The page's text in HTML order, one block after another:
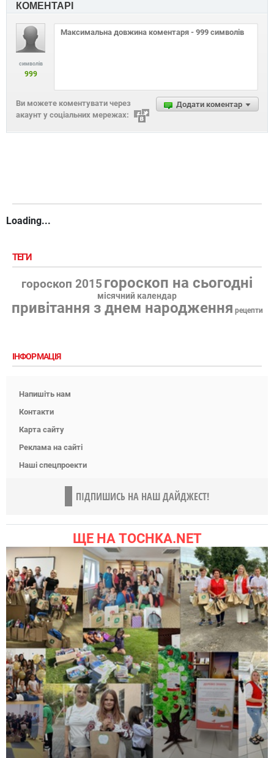
КОМЕНТАРІ
символів
999
Додати коментар
Ви можете коментувати через
акаунт у соціальних мережах:
Loading...
ТЕГИ
гороскоп 2015 гороскоп на сьогодні
місячний календар
привітання з днем народження рецепти
ІНФОРМАЦІЯ
Напишіть нам
Контакти
Карта сайту
Реклама на сайті
Наші спецпроекти
ПІДПИШИСЬ НА НАШ ДАЙДЖЕСТ!
ЩЕ НА TOCHKA.NET